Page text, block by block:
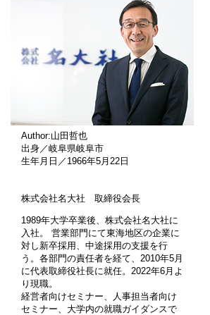
Author:山田哲也
出身／岐阜県岐阜市
生年月日／1966年5月22日
株式会社名大社 取締役会長
1989年大学卒業後、株式会社名大社に
入社。 営業部門にて東海地区の企業に
対し新卒採用、中途採用の支援を行
う。各部門の責任者を経て、2010年5月
に代表取締役社長に就任。2022年6月よ
り現職。
経営者向けセミナー、人事担当者向け
セミナー、大学内の就職ガイダンスで